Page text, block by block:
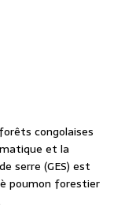
congolaises
et la
serre (GES) est
poumon forestier